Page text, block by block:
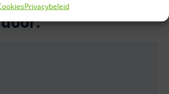
Privacybeleid